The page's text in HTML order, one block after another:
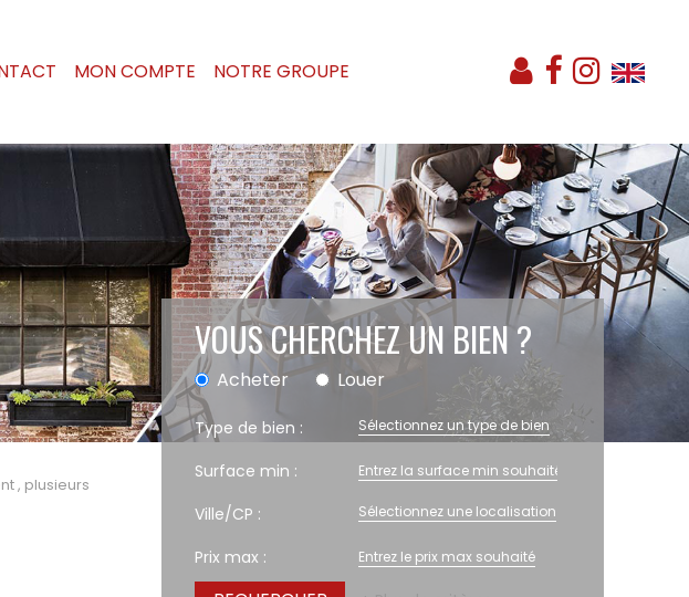
MON COMPTE NOTRE GROUPE
VOUS CHERCHEZ UN BIEN ?
Acheter Louer
Type de bien : Sélectionnez un type de bien
Surface min :
Ville/CP :
Sélectionnez une localisation
Prix max :
, plusieurs